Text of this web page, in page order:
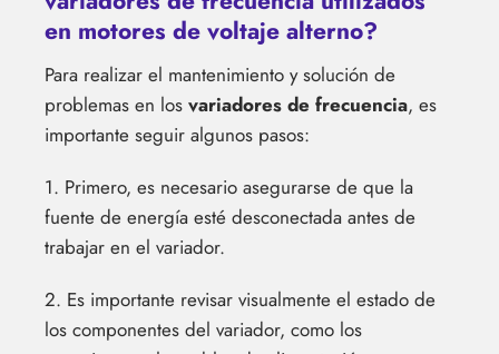
en motores de voltaje alterno?
Para realizar el mantenimiento y solución de
problemas en los variadores de frecuencia, es
importante seguir algunos pasos:
1. Primero, es necesario asegurarse de que la
fuente de energía esté desconectada antes de
trabajar en el variador.
2. Es importante revisar visualmente el estado de
los componentes del variador, como los